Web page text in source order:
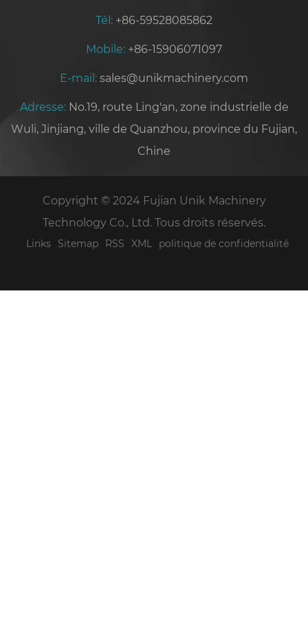
Tél: +86-59528085862
Mobile: +86-15906071097
E-mail: sales@unikmachinery.com
Adresse: No.19, route Ling'an, zone industrielle de
Wuli, Jinjiang, ville de Quanzhou, province du Fujian,
Chine
Copyright © 2024 Fujian Unik Machinery
Technology Co., Ltd. Tous droits réservés.
Links Sitemap RSS XML politique de confidentialité